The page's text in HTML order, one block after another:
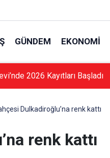
GÜNDEM EKONOMI
2026 Kayıtları Başladı
Dulkadiroğlu’na renk kattı
renk kattı